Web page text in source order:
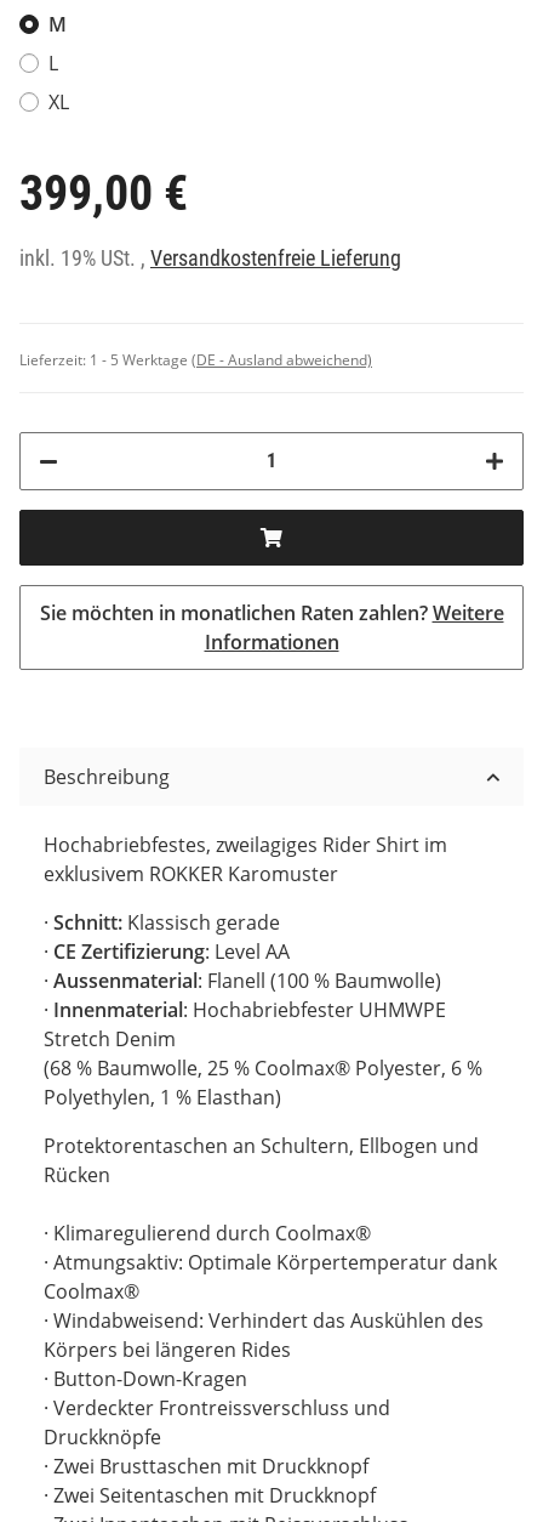
M
L
XL
399,00 €
inkl. 19% USt. , Versandkostenfreie Lieferung
Lieferzeit: 1 - 5 Werktage (DE - Ausland abweichend)
Sie möchten in monatlichen Raten zahlen?Weitere
Informationen
Beschreibung
Hochabriebfestes, zweilagiges Rider Shirt im
exklusivem ROKKER Karomuster
· Schnitt: Klassisch gerade
· CE Zertifizierung: Level AA
· Aussenmaterial: Flanell (100 % Baumwolle)
· Innenmaterial: Hochabriebfester UHMWPE
Stretch Denim
(68 % Baumwolle, 25 % Coolmax® Polyester, 6 %
Polyethylen, 1 % Elasthan)
Protektorentaschen an Schultern, Ellbogen und
Rücken
· Klimaregulierend durch Coolmax®
· Atmungsaktiv: Optimale Körpertemperatur dank
Coolmax®
· Windabweisend: Verhindert das Auskühlen des
Körpers bei längeren Rides
· Button-Down-Kragen
· Verdeckter Frontreissverschluss und
Druckknöpfe
· Zwei Brusttaschen mit Druckknopf
· Zwei Seitentaschen mit Druckknopf